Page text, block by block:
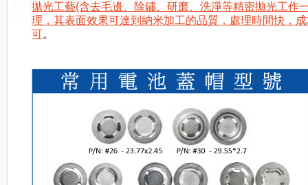
拋光工藝(含去毛邊、除鏽、研磨、洗淨等精密拋光工作
理，其表面效果可達到納米加工的品質，處理時間快，
可。